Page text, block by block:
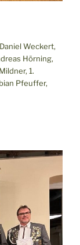
Weckert,
Hörning,
1.
Pfeuffer,